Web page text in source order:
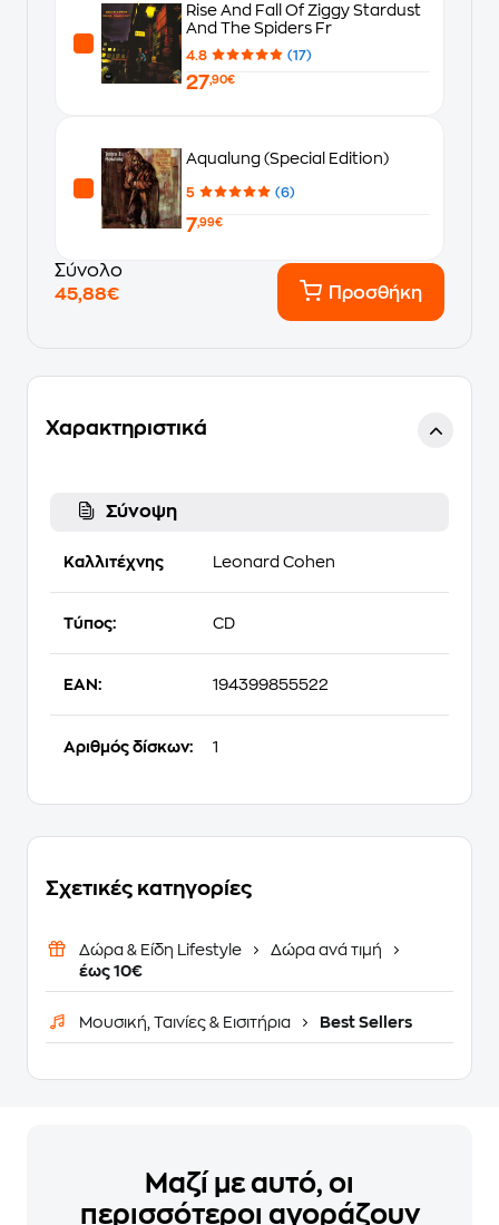
Rise And Fall Of Ziggy Stardust
And The Spiders Fr
4.8 (17)
27,90€
Aqualung (Special Edition)
5 (6)
7,99€
Σύνολο
45,88€
Προσθήκη
Χαρακτηριστικά
Σύνοψη
Καλλιτέχνης Leonard Cohen
Τύπος: CD
EAN: 194399855522
Αριθμός δίσκων: 1
Σχετικές κατηγορίες
Δώρα & Είδη Lifestyle
Δώρα ανά τιμή
έως 10€
Μουσική, Ταινίες & Εισιτήρια Best Sellers
Μαζί με αυτό, οι
περισσότεροι αγοράζουν